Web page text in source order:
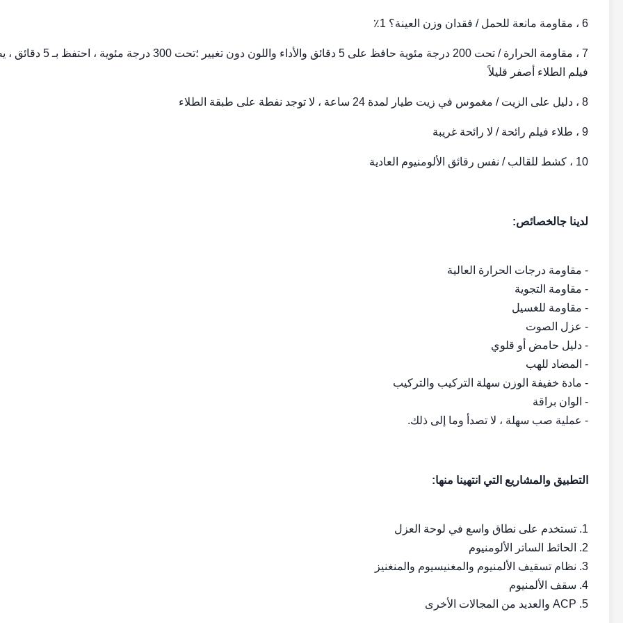
6 ، مقاومة مانعة للحمل / فقدان وزن العينة؟ 1٪
7 ، مقاومة الحرارة / تحت 200 درجة مئوية حافظ على 5 دقائق والأداء واللون دون تغيير
فيلم الطلاء أصفر قليلاً
8 ، دليل على الزيت / مغموس في زيت طيار لمدة 24 ساعة ، لا توجد نفطة على طبقة الطلاء
9 ، طلاء فيلم رائحة / لا رائحة غريبة
10 ، كشط للقالب / نفس رقائق الألومنيوم العادية
لدينا جالخصائص:
- مقاومة درجات الحرارة العالية
- مقاومة التجوية
- مقاومة للغسيل
- عزل الصوت
- دليل حامض أو قلوي
- المضاد للهب
- مادة خفيفة الوزن سهلة التركيب والتركيب
- الوان براقة
- عملية صب سهلة ، لا تصدأ وما إلى ذلك.
التطبيق والمشاريع التي انتهينا منها:
1. تستخدم على نطاق واسع في لوحة العزل
2. الحائط الساتر الألومنيوم
3. نظام تسقيف الألمنيوم والمغنيسيوم والمنغنيز
4. سقف الألمنيوم
5. ACP والعديد من المجالات الأخرى